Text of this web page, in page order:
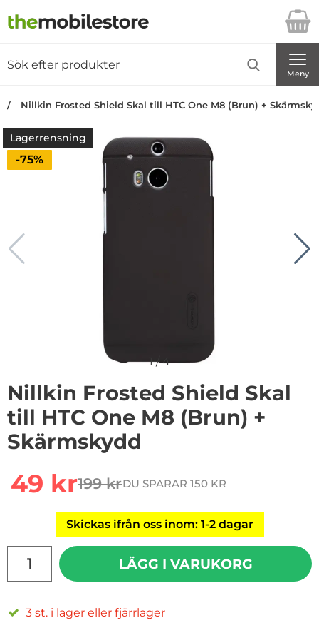
Startsidan för Danira Telecom AB
Meny
Nillkin Frosted Shield Skal till HTC One M8 (Brun) +
Lagerrensning
Priset är nedsatt med
-75%
1/4
Nillkin Frosted Shield Skal
till HTC One M8 (Brun) +
Skärmskydd
rea pris
49 krtidigare pris
199 krDU SPARAR 150 KR
Skickas ifrån oss inom: 1-2 dagar
LÄGG I VARUKORG
3 st. i lager eller fjärrlager